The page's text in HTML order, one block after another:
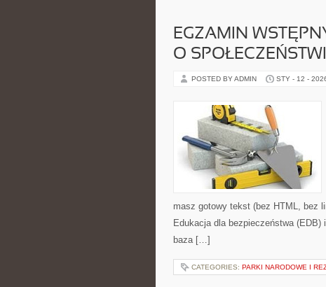
EGZAMIN
O
POSTED BY ADMIN STY - 12 -
masz gotowy tekst (bez HTML, bez
Edukacja dla bezpieczeństwa
baza […]
CATEGORIES: PARKI NARODOWE I